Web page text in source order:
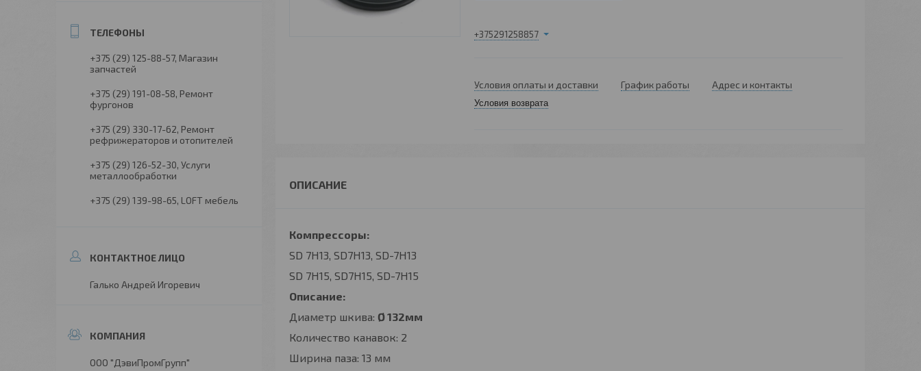
+375291258857
Условия оплаты и доставки График работы Адрес и контакты
Условия возврата
Компрессоры:
SD 7H13, SD7H13, SD-7H13
SD 7H15, SD7H15, SD-7H15
Описание:
Диаметр шкива: Ø 132мм
Количество канавок: 2
Ширина паза: 13 мм
+375 (29) 125-88-57 Магазин
запчастей
+375 (29) 191-08-58 Ремонт
фургонов
+375 (29) 330-17-62 Ремонт
рефрижераторов и отопителей
+375 (29) 126-52-30 Услуги
металлообработки
+375 (29) 139-98-65 LOFT мебель
Галько Андрей Игоревич
ООО "ДэвиПромГрупп"